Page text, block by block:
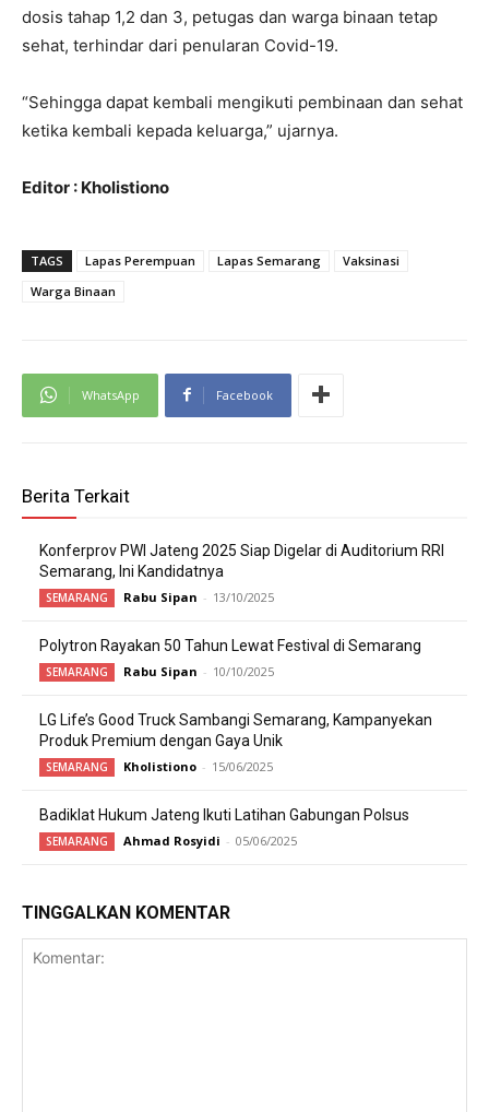
dosis tahap 1,2 dan 3, petugas dan warga binaan tetap
sehat, terhindar dari penularan Covid-19.
“Sehingga dapat kembali mengikuti pembinaan dan sehat
ketika kembali kepada keluarga,” ujarnya.
Editor : Kholistiono
TAGS Lapas Perempuan Lapas Semarang
Vaksinasi
Warga Binaan
WhatsApp Facebook
Berita Terkait
Konferprov PWI Jateng 2025 Siap Digelar di Auditorium RRI
Semarang, Ini Kandidatnya
SEMARANG Rabu Sipan - 13/10/2025
Polytron Rayakan 50 Tahun Lewat Festival di Semarang
SEMARANG Rabu Sipan - 10/10/2025
LG Life’s Good Truck Sambangi Semarang, Kampanyekan
Produk Premium dengan Gaya Unik
SEMARANG Kholistiono - 15/06/2025
Badiklat Hukum Jateng Ikuti Latihan Gabungan Polsus
SEMARANG Ahmad Rosyidi - 05/06/2025
TINGGALKAN KOMENTAR